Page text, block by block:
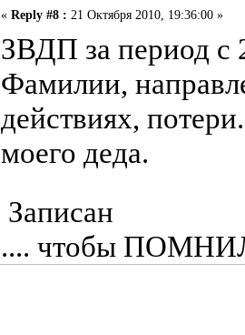
« Reply #8 : 21 Октября 2010, 19:36:00 »
ЗВДП за период с
Фамилии,
действиях,
моего деда.
Записан
.... чтобы